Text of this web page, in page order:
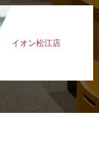
イオン松江店